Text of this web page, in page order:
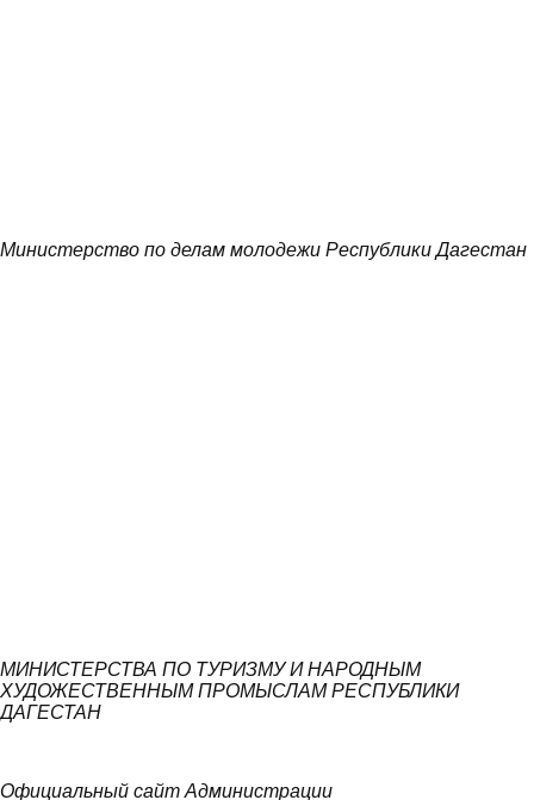
Министерство по делам молодежи Республики Дагестан
МИНИСТЕРСТВА ПО ТУРИЗМУ И НАРОДНЫМ
ХУДОЖЕСТВЕННЫМ ПРОМЫСЛАМ РЕСПУБЛИКИ
ДАГЕСТАН
Официальный сайт Администрации